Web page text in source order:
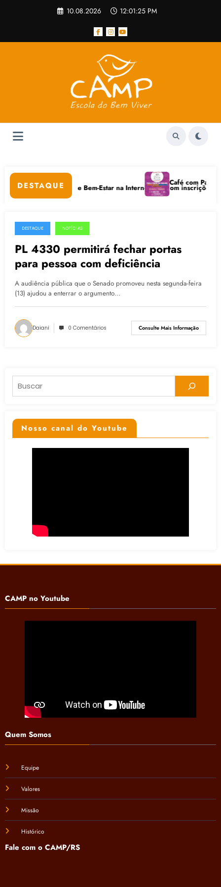
10.08.2026 12:01:25 PM
DESTAQUE
Cuidados Digitais e Bem-Estar na Internet está com inscrições abertas
Café com Paulo
14.04.2015
DESTAQUE NOTÍCIAS
PL 4330 permitirá fechar portas
para pessoa com deficiência
A audiência pública que o Senado promoveu nesta segunda-feira
(13) ajudou a enterrar o argumento…
Daiani 0 Comentários Consulte Mais Informação
Pesquisar
Nosso canal do Youtube
CAMP no Youtube
Quem Somos
Equipe
Valores
Missão
Histórico
Fale com o CAMP/RS